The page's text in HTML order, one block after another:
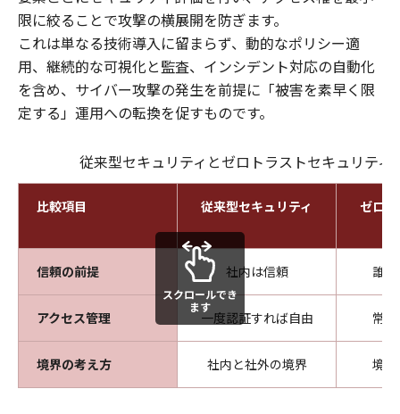
限に絞ることで攻撃の横展開を防ぎます。
これは単なる技術導入に留まらず、動的なポリシー適
用、継続的な可視化と監査、インシデント対応の自動化
を含め、サイバー攻撃の発生を前提に「被害を素早く限
定する」運用への転換を促すものです。
従来型セキュリティとゼロトラストセキュリティ
比較項目 従来型セキュリティ
ゼロ
信頼の前提 社内は信頼 誰
アクセス管理 一度認証すれば自由 常
境界の考え方 社内と社外の境界 境
スクロールでき
ます